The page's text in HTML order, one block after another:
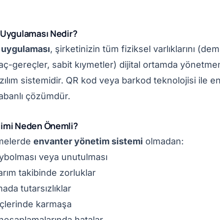
Nedir?
, şirketinizin tüm fiziksel varlıklarını
gereçler, sabit kıymetler) dijital ortamda
sistemidir. QR kod veya barkod teknolojisi ile
çözümdür.
Neden Önemli?
envanter yönetim sistemi olmadan:
veya unutulması
takibinde zorluklar
tutarsızlıklar
karmaşa